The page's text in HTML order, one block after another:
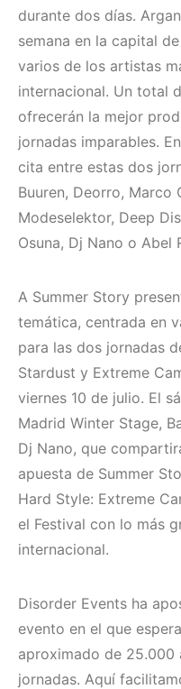
durante dos días.
semana en la capital
varios de los artistas
internacional. Un total
ofrecerán la mejor
jornadas imparables.
cita entre estas dos
Buuren, Deorro, Marco
Modeselektor, Deep
Osuna, Dj Nano o Abel
A Summer Story
temática, centrada en
para las dos jornadas
Stardust y Extreme
viernes 10 de julio. El
Madrid Winter Stage,
Dj Nano, que
apuesta de Summer
Hard Style: Extreme
el Festival con lo más
internacional.
Disorder Events ha
evento en el que
aproximado de 25.000
jornadas. Aquí